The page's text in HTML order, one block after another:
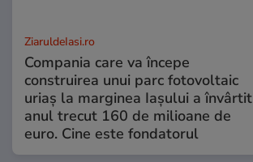
ZiaruldeIasi.ro
Compania care va începe
construirea unui parc fotovoltaic
uriaș la marginea Iașului a învârtit
anul trecut 160 de milioane de
euro. Cine este fondatorul